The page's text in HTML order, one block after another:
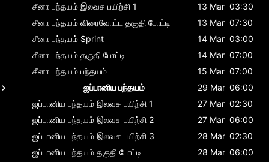
சீனா பந்தயம் இலவச பயிற்சி 1 13 Mar 03:30
சீனா பந்தயம் விரைவோட்ட தகுதி போட்டி 13 Mar 07:30
சீனா பந்தயம் Sprint 14 Mar 03:00
சீனா பந்தயம் தகுதி போட்டி 14 Mar 07:00
சீனா பந்தயம் பந்தயம் 15 Mar 07:00
ஜப்பானிய பந்தயம்
29 Mar 06:00
ஜப்பானிய பந்தயம் இலவச பயிற்சி 1 27 Mar 02:30
ஜப்பானிய பந்தயம் இலவச பயிற்சி 2 27 Mar 06:00
ஜப்பானிய பந்தயம் இலவச பயிற்சி 3 28 Mar 02:30
ஜப்பானிய பந்தயம் தகுதி போட்டி 28 Mar 06:00